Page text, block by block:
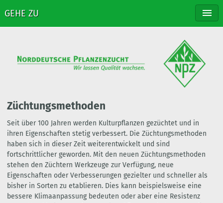
GEHE ZU
SORTEN VERTRIEB
KONTAKT
Züchtungsmethoden
Seit über 100 Jahren werden Kulturpflanzen gezüchtet und in
ihren Eigenschaften stetig verbessert. Die Züchtungsmethoden
haben sich in dieser Zeit weiterentwickelt und sind
fortschrittlicher geworden. Mit den neuen Züchtungsmethoden
stehen den Züchtern Werkzeuge zur Verfügung, neue
Eigenschaften oder Verbesserungen gezielter und schneller als
bisher in Sorten zu etablieren. Dies kann beispielsweise eine
bessere Klimaanpassung bedeuten oder aber eine Resistenz